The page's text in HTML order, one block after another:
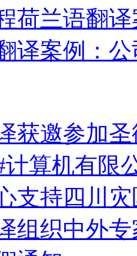
荷兰语翻
译案例：
获邀参加
计算机有限
支持四川
组织中外